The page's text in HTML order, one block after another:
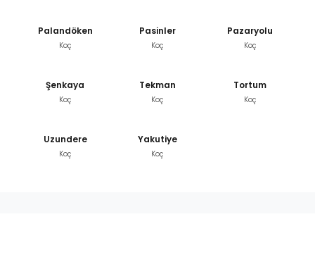
Palandöken
Koç
Pasinler
Koç
Pazaryolu
Koç
Şenkaya
Koç
Tekman
Koç
Tortum
Koç
Uzundere
Koç
Yakutiye
Koç